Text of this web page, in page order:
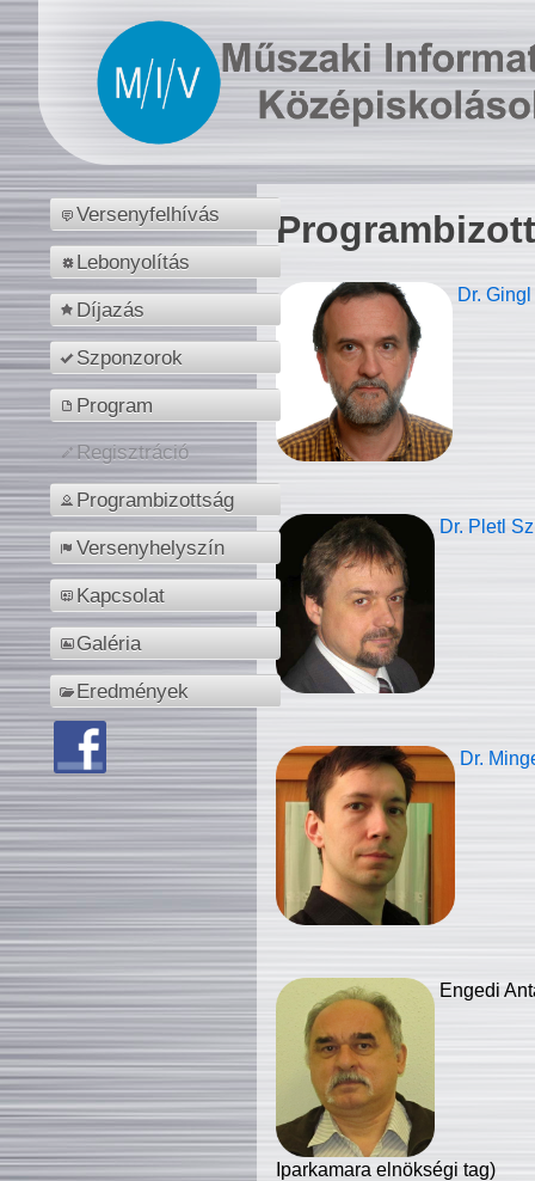
Versenyfelhívás
Lebonyolítás
Díjazás
Szponzorok
Program
Regisztráció
Programbizottság
Versenyhelyszín
Kapcsolat
Galéria
Eredmények
Dr.
Dr. Pletl
Dr.
Engedi
Iparkamara elnökségi tag)